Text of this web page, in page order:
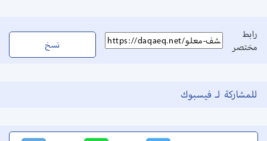
رابط
مختصر
نسخ
للمشاركة لـ فيسبوك